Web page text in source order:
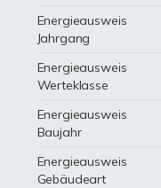
Energieausweis
Jahrgang
Energieausweis
Werteklasse
Energieausweis
Baujahr
Energieausweis
Gebäudeart